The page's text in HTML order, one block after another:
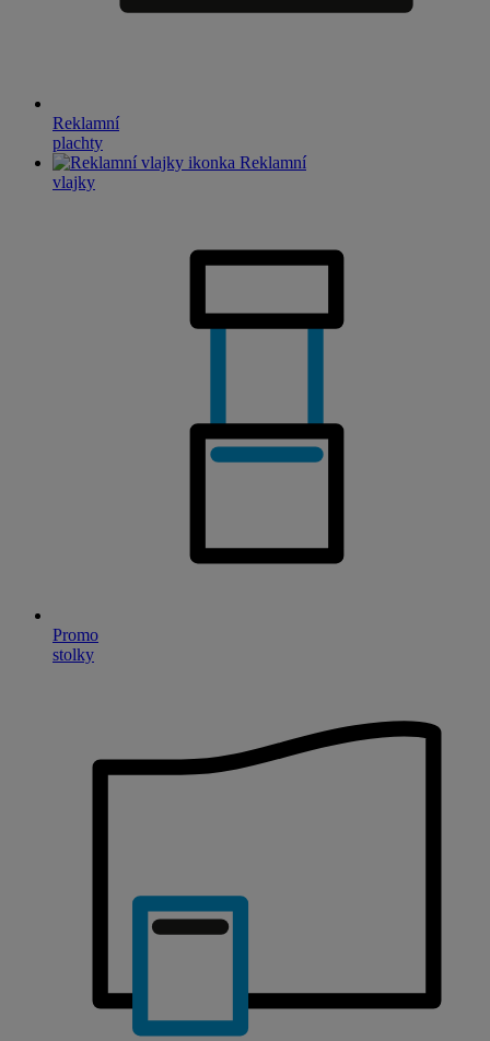
Reklamní
plachty
Reklamní
vlajky
Promo
stolky